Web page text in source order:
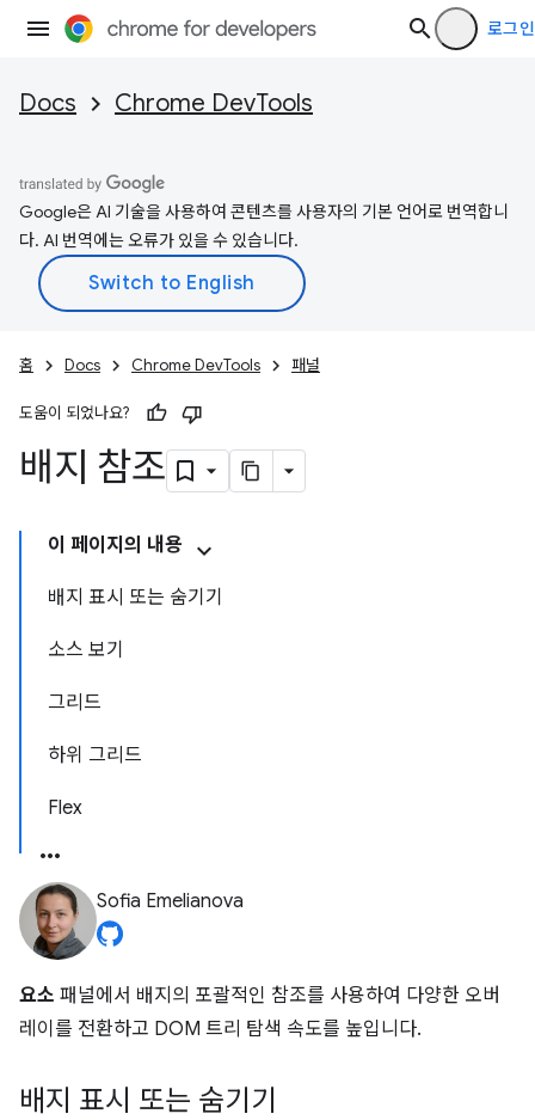
로그인
Docs Chrome DevTools
Google은 AI 기술을 사용하여 콘텐츠를 사용자의 기본 언어로 번역합니
다. AI 번역에는 오류가 있을 수 있습니다.
홈 Docs Chrome DevTools 패널
도움이 되었나요?
배지 참조
이 페이지의 내용
배지 표시 또는 숨기기
소스 보기
그리드
하위 그리드
Flex
Sofia Emelianova
요소 패널에서 배지의 포괄적인 참조를 사용하여 다양한 오버
레이를 전환하고 DOM 트리 탐색 속도를 높입니다.
배지 표시 또는 숨기기